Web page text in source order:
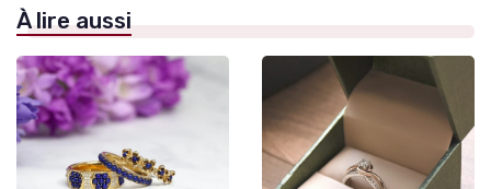
À lire aussi